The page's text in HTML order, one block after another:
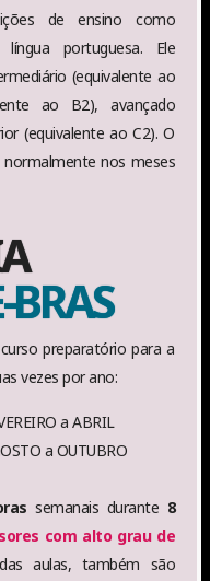
de ensino como
portuguesa. Ele
(equivalente ao
ao B2), avançado
(equivalente ao C2). O
nos meses
BRAS
preparatório para a
vezes por ano:
a ABRIL
a OUTUBRO
semanais durante 8
com alto grau de
aulas, também são